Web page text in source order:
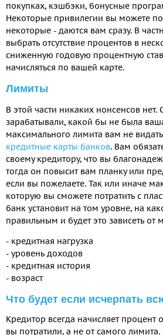
покупках, кэшбэки, бонусные
Некоторые привилегии вы можете
некоторые - даются вам сразу. В
выбрать отсутствие процентов в
сниженную годовую процентную
начисляться по вашей карте.
Лимиты
В этой части никаких нонсенсов
зарабатывали, какой бы не была
максимального лимита вам не
кредитные карты банков. Вам
своему кредитору, что вы
тогда он повысит вам планку или
если вы пожелаете. Так или иначе
которую вы сможете потратить с
банк установит на том уровне, на
правильным и будет это зависеть от
- кредитная нагрузка
- уровень доходов
- кредитная история
- возраст
Что будет если исчерпать
Кредитор всегда начисляет процент
вы потратили, а не от самого лимита.